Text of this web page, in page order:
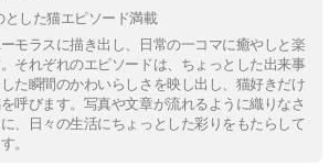
とした猫エピソード満載
モラスに描き出し、日常の一コマに癒やしと楽
それぞれのエピソードは、ちょっとした出来事
た瞬間のかわいらしさを映し出し、猫好きだけ
呼びます。写真や文章が流れるように織りなさ
、日々の生活にちょっとした彩りをもたらして
。